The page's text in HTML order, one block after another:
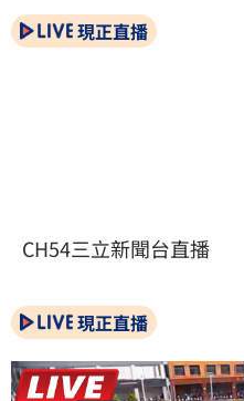
現正直播
CH54三立新聞台直播
現正直播